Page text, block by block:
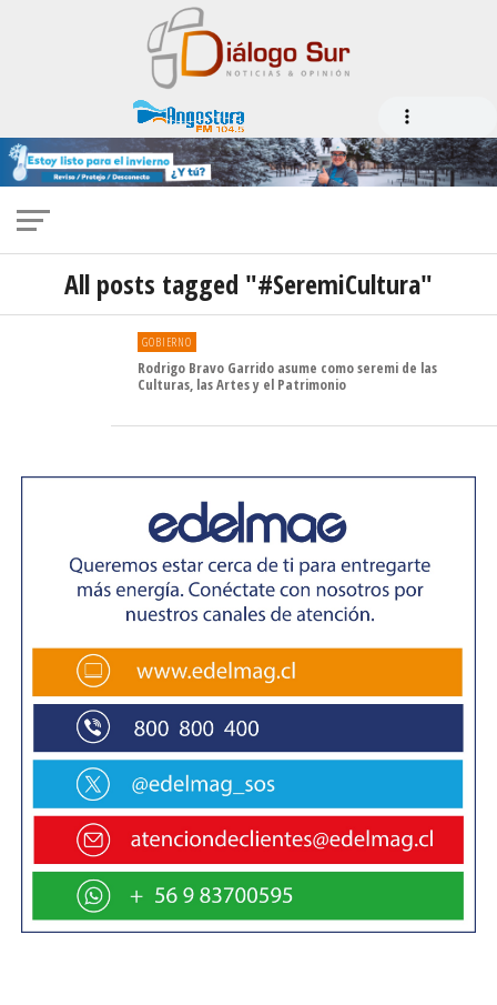
All posts tagged "#SeremiCultura"
GOBIERNO
Rodrigo Bravo Garrido asume como seremi de las
Culturas, las Artes y el Patrimonio